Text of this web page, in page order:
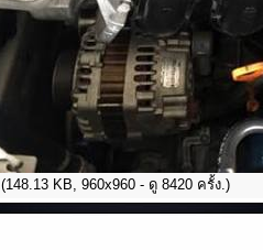
(148.13 KB, 960x960 - ดู 8420 ครั้ง.)